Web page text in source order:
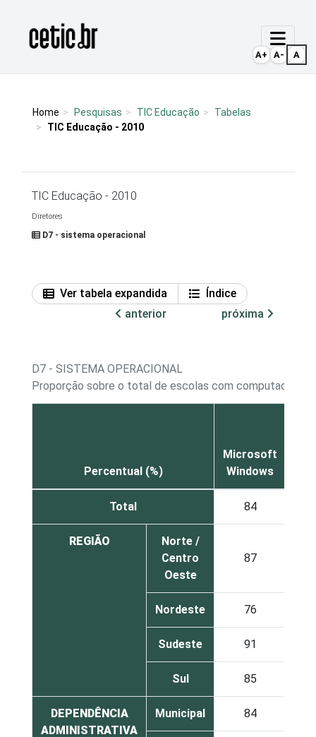
Página inicial
Home Pesquisas TIC Educação
Tabelas
TIC Educação - 2010
TIC Educação - 2010
Diretores
D7 - sistema operacional
Ver tabela expandida
Índice
anterior
próxima
D7 - SISTEMA OPERACIONAL
Proporção sobre o total de escolas com computador
Percentual (%)
Microsoft
Windows
Total 84
REGIÃO
Norte /
Centro
Oeste
87
Nordeste 76
Sudeste 91
Sul 85
DEPENDÊNCIA
ADMINISTRATIVA
Municipal 84
A+ A- A